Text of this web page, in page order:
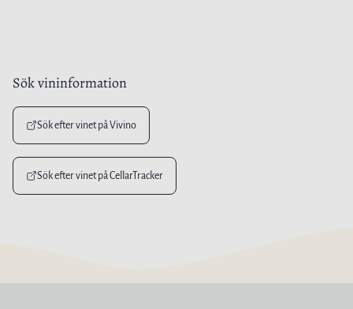
Sök vininformation
Sök efter vinet på Vivino
Sök efter vinet på CellarTracker